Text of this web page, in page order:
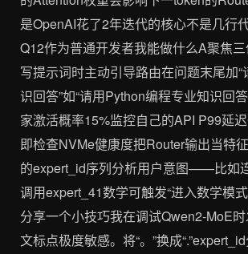
是OpenAI花了2年迭代的核心不是几行
Q12作为普通开发者我能做什么A聚焦
写提示词时主动引导路由在问题末尾加“
识回答”如“请用Python编程专业知识回
家激活概率15%监控自己的API P99延
即检查NVMe健康度把Router输出当特
的expert_id序列分析用户意图——比如
调用expert_41数学可触发“进入数学模
分享一个小技巧我在调试Qwen2-MoE
文标点极度敏感。将“。”换成